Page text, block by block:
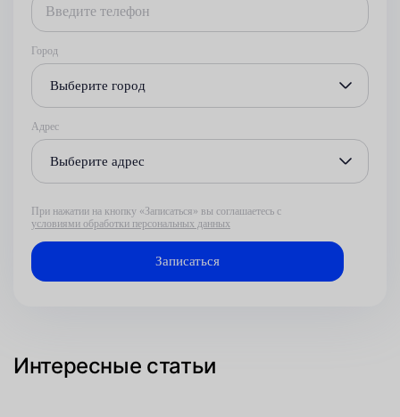
Город
Выберите город
Адрес
Выберите адрес
При нажатии на кнопку «Записаться» вы соглашаетесь с
условиями обработки персональных данных
Интересные статьи